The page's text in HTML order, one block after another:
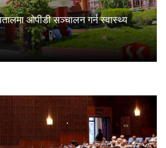
ओपीडी सञ्चालन गर्न स्वास्थ्य